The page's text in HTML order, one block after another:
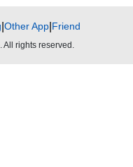
Other App| Friend
rights reserved.